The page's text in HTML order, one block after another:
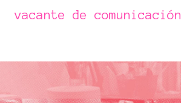
vacante de comunicación